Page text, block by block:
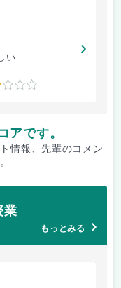
い...
アです。
情報、先輩のコメン
業
もっとみる